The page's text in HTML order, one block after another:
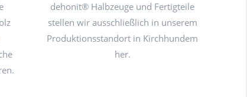
dehonit® Halbzeuge und Fertigteile
stellen wir ausschließlich in unserem
Produktionsstandort in Kirchhundem
her.